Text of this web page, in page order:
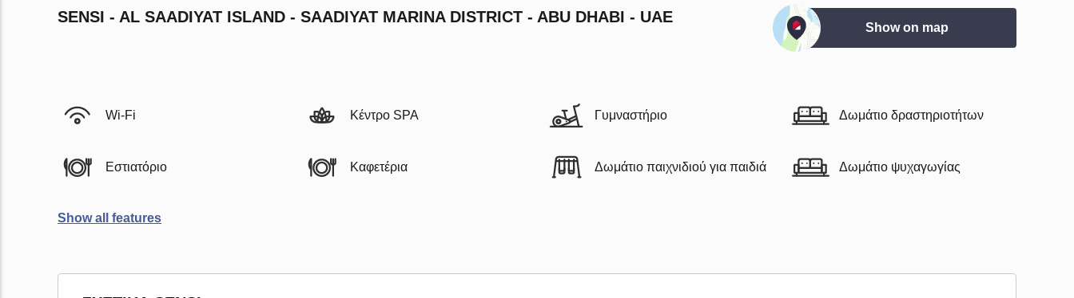
SENSI - AL SAADIYAT ISLAND - SAADIYAT MARINA DISTRICT - ABU DHABI - UAE
Show on map
Wi-Fi Κέντρο SPA Γυμναστήριο Δωμάτιο δραστηριοτήτων
Εστιατόριο Καφετέρια Δωμάτιο παιχνιδιού για παιδιά Δωμάτιο ψυχαγωγίας
Show all features